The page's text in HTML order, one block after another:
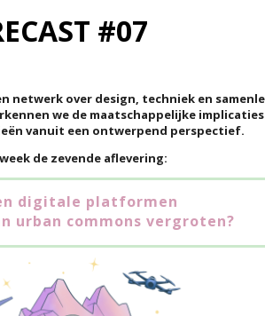
#07
netwerk over design, techniek en
we de maatschappelijke implicaties
vanuit een ontwerpend perspectief.
de zevende aflevering:
digitale platformen
urban commons vergroten?